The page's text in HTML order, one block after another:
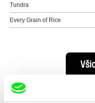
Tundra
Every Grain of Rice